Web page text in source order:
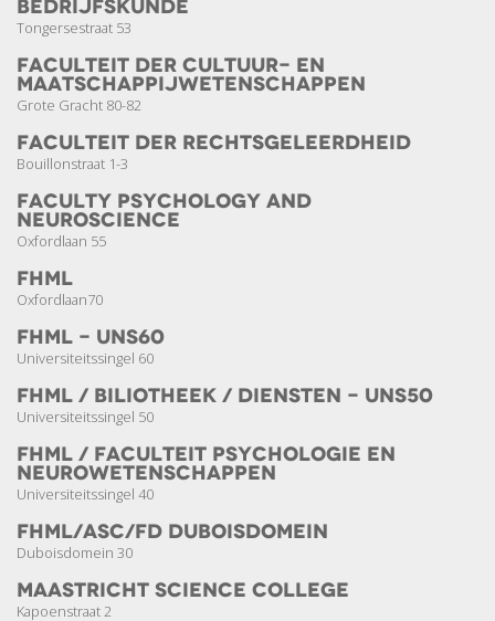
Bedrijfskunde
Tongersestraat 53
Faculteit der Cultuur- en
Maatschappij­wetenschappen
Grote Gracht 80-82
Faculteit der Rechts­geleerdheid
Bouillonstraat 1-3
Faculty Psychology and
Neuroscience
Oxfordlaan 55
FHML
Oxfordlaan70
FHML - UNS60
Universiteitssingel 60
FHML / Biliotheek / Diensten - UNS50
Universiteitssingel 50
FHML / Faculteit Psychologie en
Neuro­wetenschappen
Universiteitssingel 40
FHML/ASC/FD Duboisdomein
Duboisdomein 30
Maastricht Science College
Kapoenstraat 2